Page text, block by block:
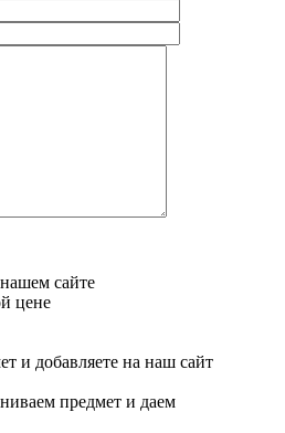
сайте
цене
и добавляете на наш сайт
предмет и даем